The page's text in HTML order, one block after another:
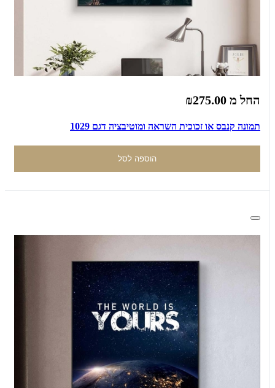
החל מ ₪275.00
תמונה קנבס או זכוכית השראה ומוטיבציה דגם 1029
הוספה לסל